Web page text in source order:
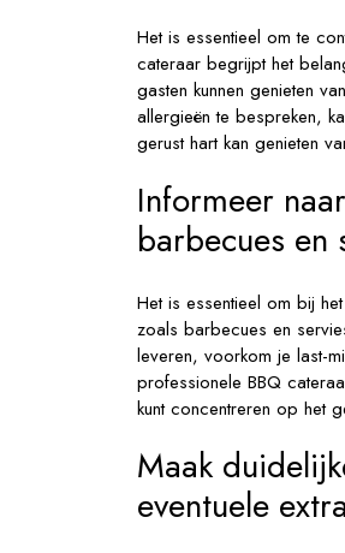
Het is essentieel om te
cateraar begrijpt het
gasten kunnen genieten
allergieën te bespreken,
gerust hart kan genieten
Informeer
barbecues en
Het is essentieel om bij
zoals barbecues en
leveren, voorkom je last-
professionele BBQ
kunt concentreren op het
Maak
eventuele